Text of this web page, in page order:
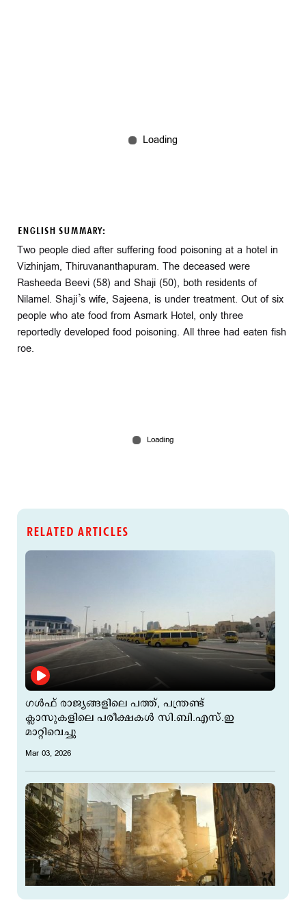
ENGLISH SUMMARY:
Two people died after suffering food poisoning at a hotel in
Vizhinjam, Thiruvananthapuram. The deceased were
Rasheeda Beevi (58) and Shaji (50), both residents of
Nilamel. Shaji’s wife, Sajeena, is under treatment. Out of six
people who ate food from Asmark Hotel, only three
reportedly developed food poisoning. All three had eaten fish
roe.
RELATED ARTICLES
ഗൾഫ് രാജ്യങ്ങളിലെ പത്ത്, പന്ത്രണ്ട്
ക്ലാസുകളിലെ പരീക്ഷകൾ സി.ബി.എസ്.ഇ
മാറ്റിവെച്ചു
Mar 03, 2026